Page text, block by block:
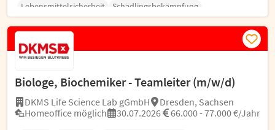
Lebensmittelsicherheit
Schädlingsbekämpfung
Biologe, Biochemiker - Teamleiter (m/w/d)
DKMS Life Science Lab gGmbH
Dresden, Sachsen
Homeoffice möglich
30.07.2026 66.000 - 77.000 €/Jahr